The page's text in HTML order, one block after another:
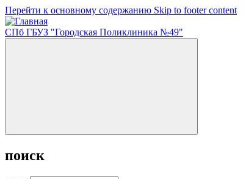
Перейти к основному содержанию Skip to footer content
СПб ГБУЗ "Городская Поликлиника №49"
поиск